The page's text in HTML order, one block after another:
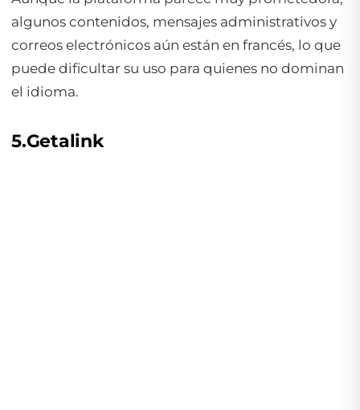
algunos contenidos, mensajes administrativos y
correos electrónicos aún están en francés, lo que
puede dificultar su uso para quienes no dominan
el idioma.
5.Getalink